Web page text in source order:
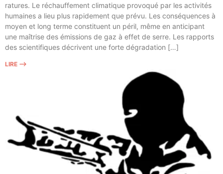
ra­tures. Le réchauf­fe­ment cli­ma­tique pro­vo­qué par les acti­vi­tés
humaines a lieu plus rapi­de­ment que pré­vu. Les consé­quences à
moyen et long terme consti­tuent un péril, même en anti­ci­pant
une maî­trise des émis­sions de gaz à effet de serre. Les rap­ports
des scien­ti­fiques décrivent une forte dégradation […]
LIRE ⟶